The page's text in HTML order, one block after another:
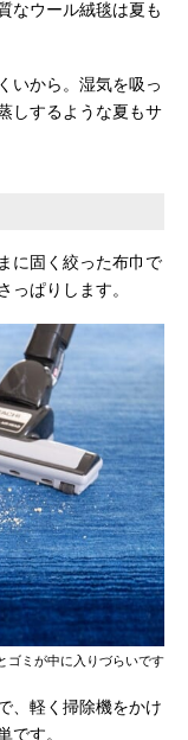
なウール絨毯は夏も
いから。湿気を吸っ
しするような夏もサ
に固く絞った布巾で
っぱりします。
ゴミが中に入りづらいです
、軽く掃除機をかけ
です。